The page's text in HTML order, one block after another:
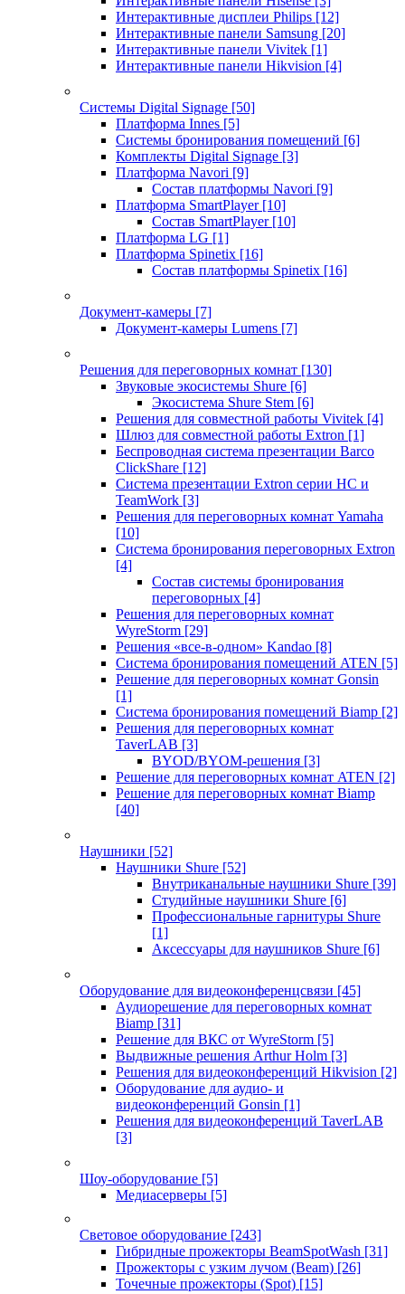
Интерактивные дисплеи Philips [12]
Интерактивные панели Samsung [20]
Интерактивные панели Vivitek [1]
Интерактивные панели Hikvision [4]
Системы Digital Signage [50]
Платформа Innes [5]
Системы бронирования помещений [6]
Комплекты Digital Signage [3]
Платформа Navori [9]
Состав платформы Navori [9]
Платформа SmartPlayer [10]
Состав SmartPlayer [10]
Платформа LG [1]
Платформа Spinetix [16]
Состав платформы Spinetix [16]
Документ-камеры [7]
Документ-камеры Lumens [7]
Решения для переговорных комнат [130]
Звуковые экосистемы Shure [6]
Экосистема Shure Stem [6]
Решения для совместной работы Vivitek [4]
Шлюз для совместной работы Extron [1]
Беспроводная система презентации Barco
ClickShare [12]
Система презентации Extron серии HC и
TeamWork [3]
Решения для переговорных комнат Yamaha
[10]
Система бронирования переговорных Extron
[4]
Состав системы бронирования
переговорных [4]
Решения для переговорных комнат
WyreStorm [29]
Решения «все-в-одном» Kandao [8]
Система бронирования помещений ATEN [5]
Решение для переговорных комнат Gonsin
[1]
Система бронирования помещений Biamp [2]
Решения для переговорных комнат
TaverLAB [3]
BYOD/BYOM-решения [3]
Решение для переговорных комнат ATEN [2]
Решение для переговорных комнат Biamp
[40]
Наушники [52]
Наушники Shure [52]
Внутриканальные наушники Shure [39]
Студийные наушники Shure [6]
Профессиональные гарнитуры Shure
[1]
Аксессуары для наушников Shure [6]
Оборудование для видеоконференцсвязи [45]
Аудиорешение для переговорных комнат
Biamp [31]
Решение для ВКС от WyreStorm [5]
Выдвижные решения Arthur Holm [3]
Решения для видеоконференций Hikvision [2]
Оборудование для аудио- и
видеоконференций Gonsin [1]
Решения для видеоконференций TaverLAB
[3]
Шоу-оборудование [5]
Медиасерверы [5]
Световое оборудование [243]
Гибридные прожекторы BeamSpotWash [31]
Прожекторы с узким лучом (Beam) [26]
Точечные прожекторы (Spot) [15]